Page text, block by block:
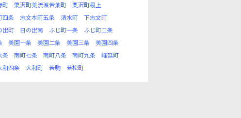
町 栗沢町美流渡若葉町
栗沢町最上
四条 志文本町五条 清水町
下志文町
出町 日の出南 ふじ町一条
ふじ町二条
美園一条 美園二条 美園三条
美園四条
条 南町七条 南町八条 南町九条
峰延町
和四条 大和町 若駒 若松町